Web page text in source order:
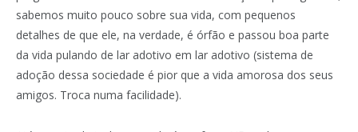
sabemos muito pouco sobre sua vida, com pequenos
detalhes de que ele, na verdade, é órfão e passou boa parte
da vida pulando de lar adotivo em lar adotivo (sistema de
adoção dessa sociedade é pior que a vida amorosa dos seus
amigos. Troca numa facilidade).